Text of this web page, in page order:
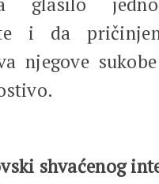
i da
njegove
shvaćenog